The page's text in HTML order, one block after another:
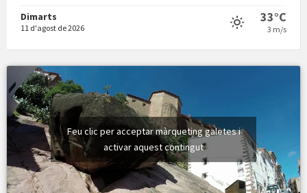
Dimarts
11 d'agost de 2026
33°C
3 m/s
Feu clic per acceptar màrqueting galetes i
activar aquest contingut